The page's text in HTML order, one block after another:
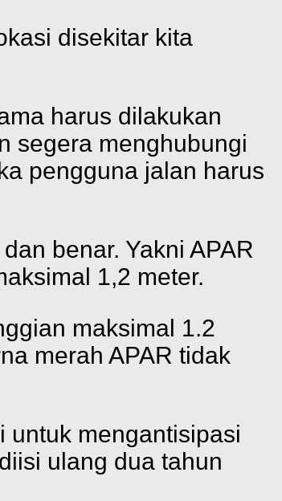
disekitar kita
harus dilakukan
segera menghubungi
pengguna jalan harus
benar. Yakni APAR
1,2 meter.
maksimal 1.2
merah APAR tidak
untuk mengantisipasi
ulang dua tahun